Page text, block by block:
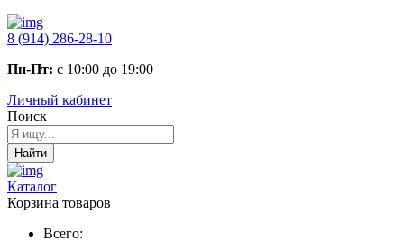
8 (914) 286-28-10
Пн-Пт: с 10:00 до 19:00
Личный кабинет
Поиск
Найти
Каталог
Корзина товаров
Всего: